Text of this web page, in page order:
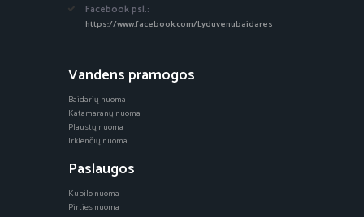
Facebook psl.:
https://www.facebook.com/Lyduvenubaidares
Vandens pramogos
Baidarių nuoma
Katamaranų nuoma
Plaustų nuoma
Irklenčių nuoma
Paslaugos
Kubilo nuoma
Pirties nuoma